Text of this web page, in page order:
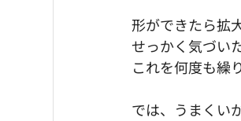
形ができたら拡
せっかく気づい
これを何度も繰
では、うまくい